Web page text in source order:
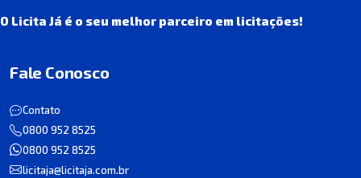
O Licita Já é o seu melhor parceiro em licitações!
Fale Conosco
Contato
0800 952 8525
0800 952 8525
licitaja@licitaja.com.br